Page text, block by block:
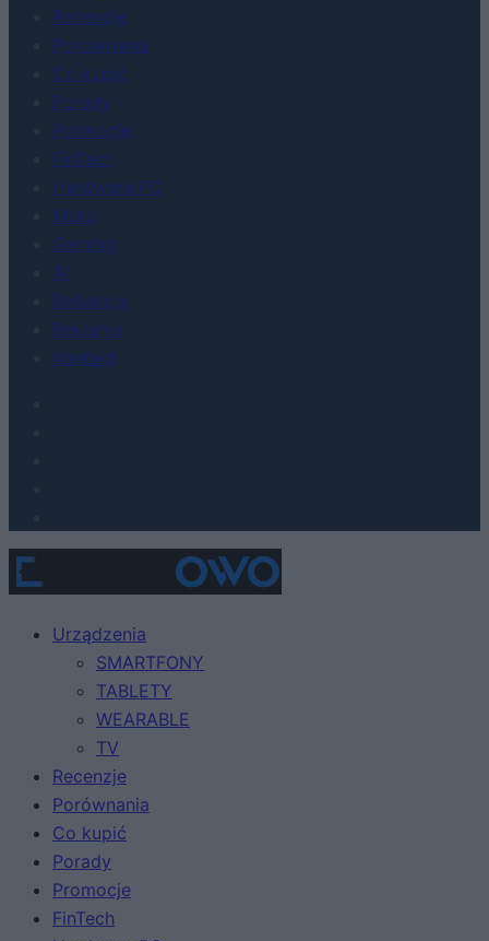
Recenzje
Porównania
Co kupić
Porady
Promocje
FinTech
Hardware PC
Moto
Gaming
AI
Redakcja
Reklama
Kontakt
Urządzenia
SMARTFONY
TABLETY
WEARABLE
TV
Recenzje
Porównania
Co kupić
Porady
Promocje
FinTech